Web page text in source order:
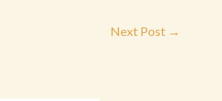
Next Post →